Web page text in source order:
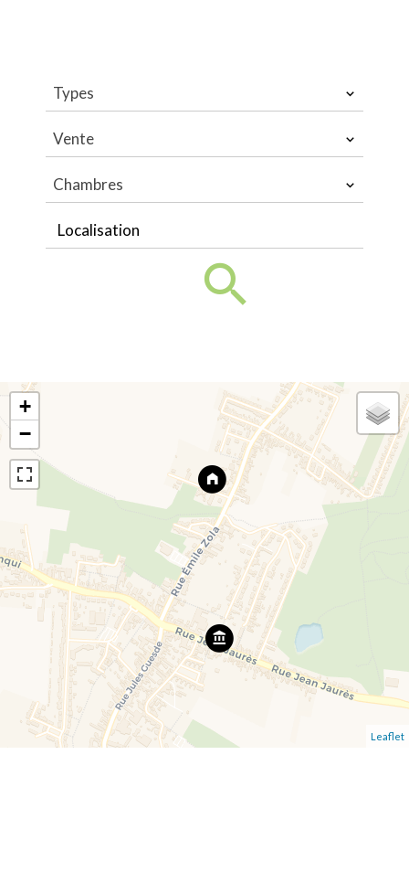
Types
Vente
Chambres
Localisation
+
−
Leaflet